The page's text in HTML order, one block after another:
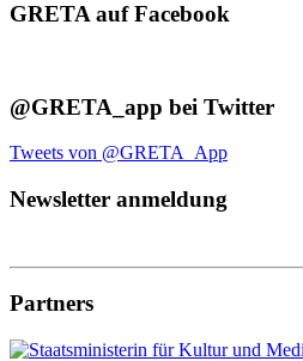
GRETA auf Facebook
@GRETA_app bei Twitter
Tweets von @GRETA_App
Newsletter anmeldung
Partners